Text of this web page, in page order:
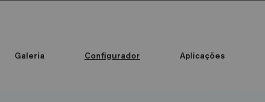
Galeria Configurador Aplicações